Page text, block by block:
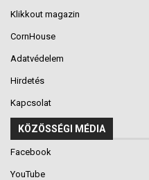
Klikkout magazin
CornHouse
Adatvédelem
Hirdetés
Kapcsolat
KÖZÖSSÉGI MÉDIA
Facebook
YouTube